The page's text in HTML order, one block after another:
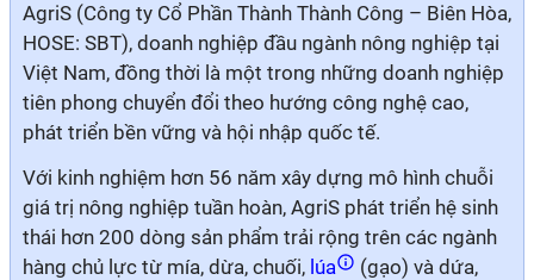
AgriS (Công ty Cổ Phần Thành Thành Công – Biên Hòa,
HOSE: SBT), doanh nghiệp đầu ngành nông nghiệp tại
Việt Nam, đồng thời là một trong những doanh nghiệp
tiên phong chuyển đổi theo hướng công nghệ cao,
phát triển bền vững và hội nhập quốc tế.
Với kinh nghiệm hơn 56 năm xây dựng mô hình chuỗi
giá trị nông nghiệp tuần hoàn, AgriS phát triển hệ sinh
thái hơn 200 dòng sản phẩm trải rộng trên các ngành
hàng chủ lực từ mía, dừa, chuối, lúa
(gạo) và dứa,